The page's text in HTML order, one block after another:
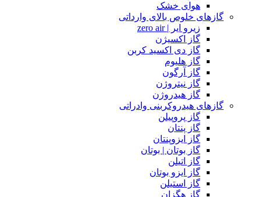
هوای خشک
گازهای خلوص بالای وارداتی
زیرو ایر | zero air
گاز اکسیژن
گاز دی اکسید کربن
گاز هلیوم
گاز آرگون
گاز نیتروژن
گاز هیدروژن
گازهای هیدروکربنی وادراتی
گاز پروپیلن
گاز پنتان
گاز ایزوپنتان
گاز بوتان | بوتان
گاز اتیلن
گاز ایزو بوتان
گاز استیلن
گاز هگزان